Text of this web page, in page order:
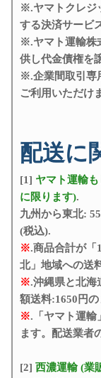
※.ヤマトクレジ
する決済サービ
※.ヤマト運輸株
供し代金債権を
※.企業間取引専
ご利用いただけ
配送に
[1] ヤマト運輸
に限ります).
九州から東北:
(税込).
※.商品合計が「
北」地域への送
※.沖縄県と北海
額送料:1650円の
※.「ヤマト運輸
ます。配送業者
[2] 西濃運輸 (業